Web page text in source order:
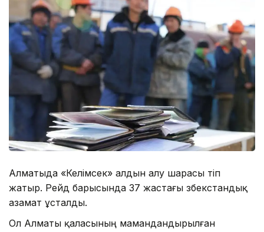
Алматыда «Келімсек» алдын алу шарасы өтіп
жатыр. Рейд барысында 37 жастағы өзбекстандық
азамат ұсталды.
Ол Алматы қаласының мамандандырылған